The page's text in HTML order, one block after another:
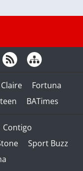
Fortuna
BATimes
Contigo
Sport Buzz